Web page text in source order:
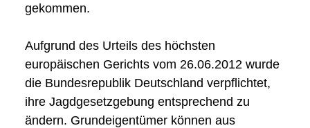
gekommen.
Aufgrund des Urteils des höchsten
europäischen Gerichts vom 26.06.2012 wurde
die Bundesrepublik Deutschland verpflichtet,
ihre Jagdgesetzgebung entsprechend zu
ändern. Grundeigentümer können aus